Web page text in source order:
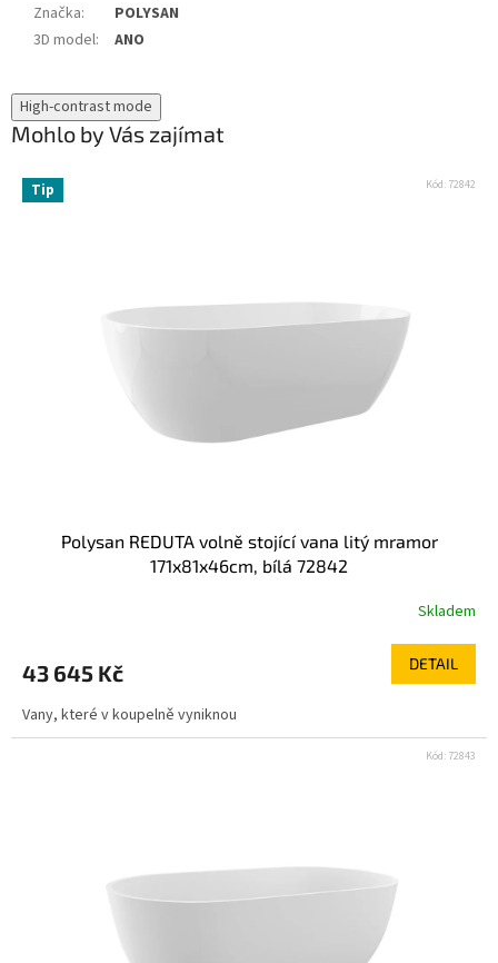
High-contrast mode
Mohlo by Vás zajímat
Tip
Polysan REDUTA volně stojící vana litý mramor
171x81x46cm, bílá 72842
Skladem
43 645 Kč DETAIL
Vany, které v koupelně vyniknou
Kód: 72842
Kód: 72843
Značka:
POLYSAN
3D model: ANO